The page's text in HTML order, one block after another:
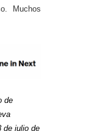
Muchos
de
de julio de